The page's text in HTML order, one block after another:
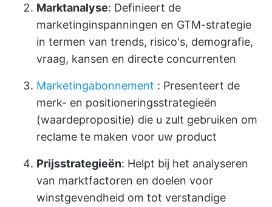
Marktanalyse: Definieert de
marketinginspanningen en GTM-strategie
in termen van trends, risico's, demografie,
vraag, kansen en directe concurrenten
Marketingabonnement : Presenteert de
merk- en positioneringsstrategieën
(waardepropositie) die u zult gebruiken om
reclame te maken voor uw product
Prijsstrategieën: Helpt bij het analyseren
van marktfactoren en doelen voor
winstgevendheid om tot verstandige